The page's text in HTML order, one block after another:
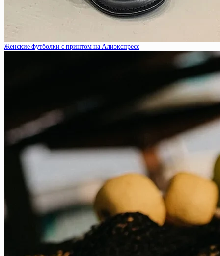
Женские футболки с принтом на Алиэкспресс